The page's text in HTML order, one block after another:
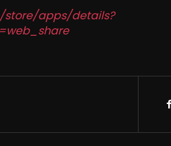
apps/details?